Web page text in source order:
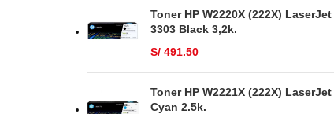
Toner HP W2220X (222X) LaserJet
3303 Black 3,2k.
S/491.50
Toner HP W2221X (222X) LaserJet
Cyan 2.5k.